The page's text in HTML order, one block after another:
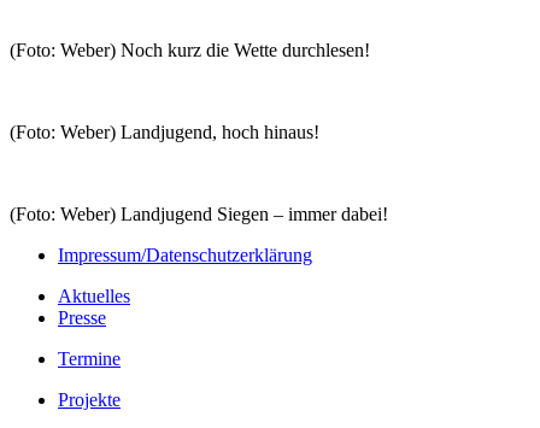
(Foto: Weber) Noch kurz die Wette durchlesen!
(Foto: Weber) Landjugend, hoch hinaus!
(Foto: Weber) Landjugend Siegen – immer dabei!
Impressum/Datenschutzerklärung
Aktuelles
Presse
Termine
Projekte